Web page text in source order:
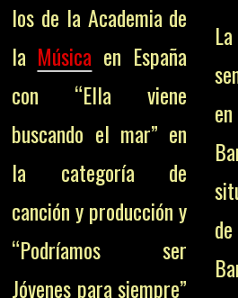
los de la Academia de
la Música en España
con “Ella viene
buscando el mar” en
la categoría de
canción y producción y
“Podríamos ser
Jóvenes para siempre”